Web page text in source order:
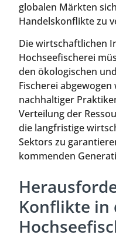
globalen Märkten
Handelskonflikte zu
Die wirtschaftlichen
Hochseefischerei
den ökologischen
Fischerei
nachhaltiger
Verteilung der
die langfristige
Sektors zu
kommenden
Konflikte in